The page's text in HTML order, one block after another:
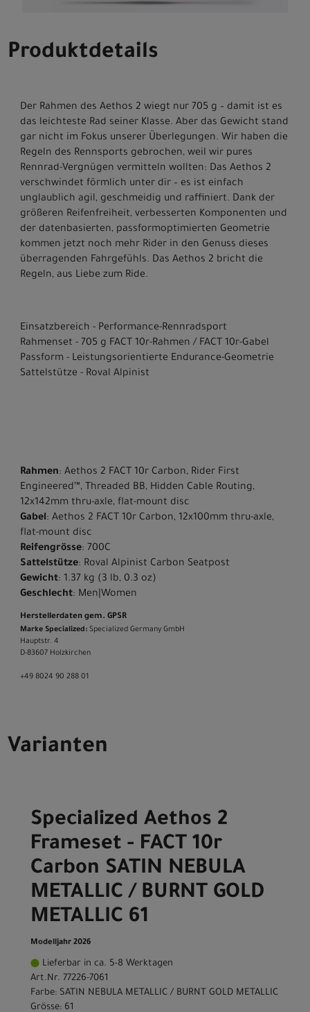
Produktdetails
Der Rahmen des Aethos 2 wiegt nur 705 g – damit ist es
das leichteste Rad seiner Klasse. Aber das Gewicht stand
gar nicht im Fokus unserer Überlegungen. Wir haben die
Regeln des Rennsports gebrochen, weil wir pures
Rennrad-Vergnügen vermitteln wollten: Das Aethos 2
verschwindet förmlich unter dir – es ist einfach
unglaublich agil, geschmeidig und raffiniert. Dank der
größeren Reifenfreiheit, verbesserten Komponenten und
der datenbasierten, passformoptimierten Geometrie
kommen jetzt noch mehr Rider in den Genuss dieses
überragenden Fahrgefühls. Das Aethos 2 bricht die
Regeln, aus Liebe zum Ride.
Einsatzbereich - Performance-Rennradsport
Rahmenset - 705 g FACT 10r-Rahmen / FACT 10r-Gabel
Passform - Leistungsorientierte Endurance-Geometrie
Sattelstütze - Roval Alpinist
Rahmen: Aethos 2 FACT 10r Carbon, Rider First
Engineered™, Threaded BB, Hidden Cable Routing,
12x142mm thru-axle, flat-mount disc
Gabel: Aethos 2 FACT 10r Carbon, 12x100mm thru-axle,
flat-mount disc
Reifengrösse: 700C
Sattelstütze: Roval Alpinist Carbon Seatpost
Gewicht: 1.37 kg (3 lb, 0.3 oz)
Geschlecht: Men|Women
Herstellerdaten gem. GPSR
Marke Specialized: Specialized Germany GmbH
Hauptstr. 4
D-83607 Holzkirchen
+49 8024 90 288 01
Varianten
Specialized Aethos 2
Frameset - FACT 10r
Carbon SATIN NEBULA
METALLIC / BURNT GOLD
METALLIC 61
Modelljahr 2026
Lieferbar in ca. 5-8 Werktagen
Art.Nr. 77226-7061
Farbe: SATIN NEBULA METALLIC / BURNT GOLD METALLIC
Grösse: 61